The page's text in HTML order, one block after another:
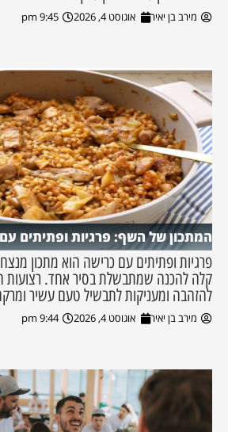
מירב בן יאיר אוגוסט 4, 2026 9:45 pm
המתכון של השף: פרגיות ופתיתים
פרגיות ופתיתים עם כרישה הוא מתכון
קלה להכנה שמתבשלת בסיר אחד. רצועות
להזהבה ומעניקות לתבשיל טעם עשיר
מירב בן יאיר אוגוסט 4, 2026 9:44 pm